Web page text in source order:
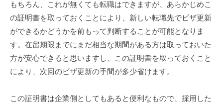
もちろん、これが無くても転職はできますが、あらかじめこ
の証明書を取っておくことにより、新しい転職先でビザ更新
ができるかどうかを前もって判断することが可能となりま
す。在留期限までにまだ相当な期間がある方は取っておいた
方が安心できると思いますし、この証明書を取っておくこと
により、次回のビザ更新の手間が多少省けます。
この証明書は企業側としてもあると便利なもので、採用した